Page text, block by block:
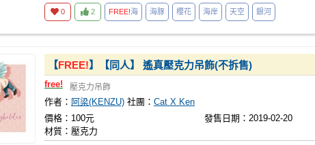
0 2 FREE!海 海豚 櫻花 海岸 天空 銀河
【FREE!】【同人】 遙真壓克力吊飾(不拆售)
free! 壓克力吊飾
作者： 阿梁(KENZU) 社團： Cat X Ken
價格：100元
發售日期：2019-02-20
材質：壓克力